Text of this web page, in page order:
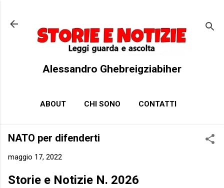
Alessandro Ghebreigziabiher
ABOUT CHI SONO CONTATTI
NATO per difenderti
maggio 17, 2022
Storie e Notizie N. 2026